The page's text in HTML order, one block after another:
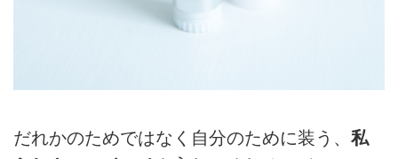
だれかのためではなく自分のために装う、 私